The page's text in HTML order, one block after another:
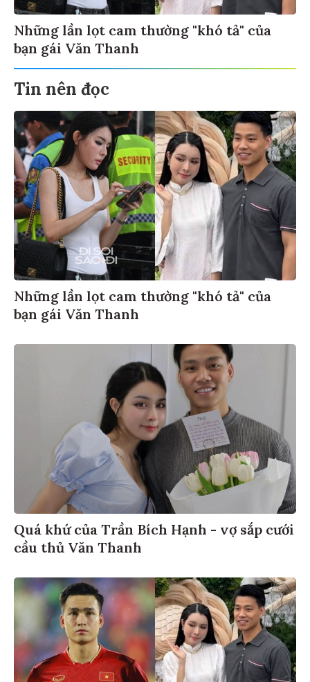
Những lần lọt cam thường "khó tả" của
bạn gái Văn Thanh
Tin nên đọc
Những lần lọt cam thường "khó tả" của
bạn gái Văn Thanh
Quá khứ của Trần Bích Hạnh - vợ sắp cưới
cầu thủ Văn Thanh